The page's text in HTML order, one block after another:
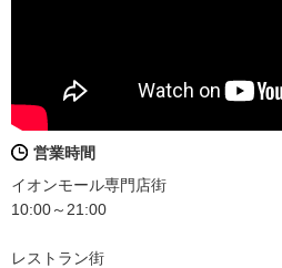
営業時間
イオンモール専門店街
10:00～21:00
レストラン街